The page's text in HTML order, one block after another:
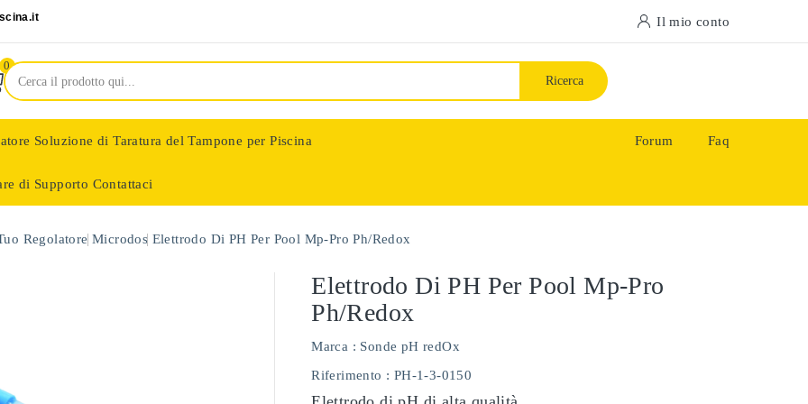
Il mio conto
0
Ricerca
Soluzione di Taratura del Tampone per Piscina
di Supporto Contattaci
Forum Faq
Regolatore Microdos Elettrodo Di PH Per Pool Mp-Pro Ph/redox
Elettrodo Di PH Per Pool Mp-Pro
Ph/redox
Marca : Sonde pH redOx
Riferimento : PH-1-3-0150